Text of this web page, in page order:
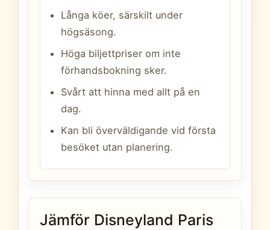
Långa köer, särskilt under
högsäsong.
Höga biljettpriser om inte
förhandsbokning sker.
Svårt att hinna med allt på en
dag.
Kan bli överväldigande vid första
besöket utan planering.
Jämför Disneyland Paris